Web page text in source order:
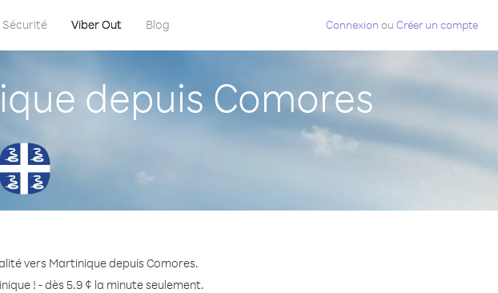
Sécurité Viber Out Blog Connexion ou Créer un compte
depuis Comores
vers Martinique depuis Comores.
! - dès 5.9 ¢ la minute seulement.